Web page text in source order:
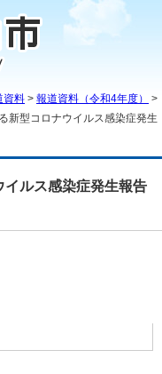
資料 > 報道資料（令和4年度）
>
新型コロナウイルス感染症発生
ルス感染症発生報告